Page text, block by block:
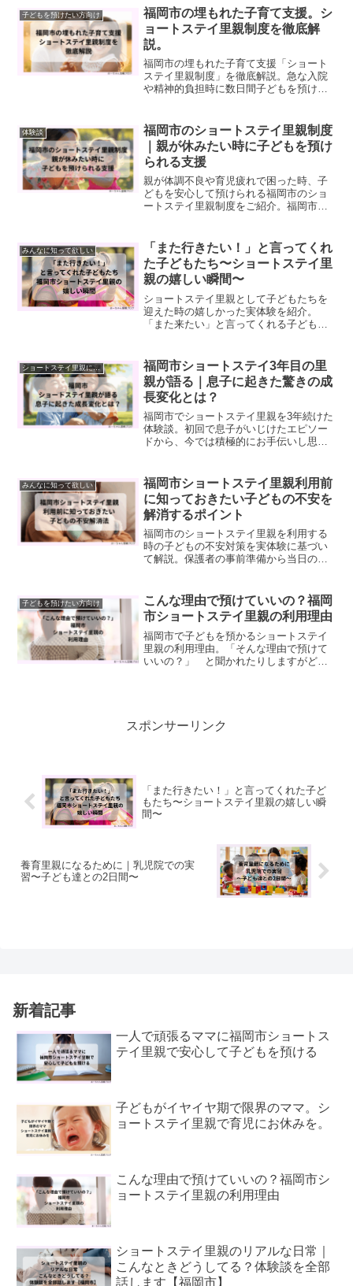
子どもを預けたい方向け
福岡市の埋もれた子育て支援。シ
ョートステイ里親制度を徹底解
説。
福岡市の埋もれた子育て支援「ショート
ステイ里親制度」を徹底解説。急な入院
や精神的負担時に数日間子どもを預ける
で詳しく紹介します。
体験談
福岡市のショートステイ里親制度
｜親が休みたい時に子どもを預け
られる支援
親が体調不良や育児疲れで困った時、子
どもを安心して預けられる福岡市のショ
ートステイ里親制度をご紹介。福岡市で
温かい家庭での一時預かりの意義を解説
します。
みんなに知って欲しい
「また行きたい！」と言ってくれ
た子どもたち〜ショートステイ里
親の嬉しい瞬間〜
ショートステイ里親として子どもたちを
迎えた時の嬉しかった実体験を紹介。
「また来たい」と言ってくれる子どもた
方・支援したい方へのメッセージ。
ショートステイ里親になりたい方向け
福岡市ショートステイ3年目の里
親が語る｜息子に起きた驚きの成
長変化とは？
福岡市でショートステイ里親を3年続けた
体験談。初回で息子がいじけたエピソー
ドから、今では積極的にお手伝いし思い
みんなに知って欲しい
福岡市ショートステイ里親利用前
に知っておきたい子どもの不安を
解消するポイント
福岡市のショートステイ里親を利用する
時の子どもの不安対策を実体験に基づい
て解説。保護者の事前準備から当日の声
どもを預けたい方の他にも、里親になり
たい方にも読んでほしい内容です。
子どもを預けたい方向け
こんな理由で預けていいの？福岡
市ショートステイ里親の利用理由
福岡市で子どもを預かるショートステイ
里親の利用理由。「そんな理由で預けて
いいの？」 と聞かれたりしますがどん
スポンサーリンク
「また行きたい！」と言ってくれた子ど
もたち〜ショートステイ里親の嬉しい瞬
間〜
養育里親になるために｜乳児院での実
習〜子ども達との2日間〜
新着記事
一人で頑張るママに福岡市ショートス
テイ里親で安心して子どもを預ける
子どもがイヤイヤ期で限界のママ。シ
ョートステイ里親で育児にお休みを。
こんな理由で預けていいの？福岡市シ
ョートステイ里親の利用理由
ショートステイ里親のリアルな日常｜
こんなときどうしてる？体験談を全部
話します【福岡市】